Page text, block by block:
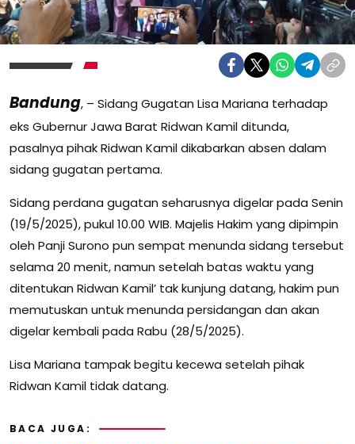
Bandung, – Sidang Gugatan Lisa Mariana terhadap
eks Gubernur Jawa Barat Ridwan Kamil ditunda,
pasalnya pihak Ridwan Kamil dikabarkan absen dalam
sidang gugatan pertama.
Sidang perdana gugatan seharusnya digelar pada Senin
(19/5/2025), pukul 10.00 WIB. Majelis Hakim yang dipimpin
oleh Panji Surono pun sempat menunda sidang tersebut
selama 20 menit, namun setelah batas waktu yang
ditentukan Ridwan Kamil’ tak kunjung datang, hakim pun
memutuskan untuk menunda persidangan dan akan
digelar kembali pada Rabu (28/5/2025).
Lisa Mariana tampak begitu kecewa setelah pihak
Ridwan Kamil tidak datang.
BACA JUGA: